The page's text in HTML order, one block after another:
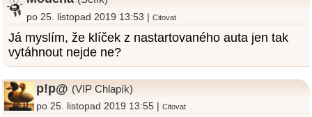
po 25. listopad 2019 13:53 | Citovat
Já myslím, že klíček z nastartovaného auta jen tak
vytáhnout nejde ne?
p!p@ (VIP Chlapík)
po 25. listopad 2019 13:55 |Citovat